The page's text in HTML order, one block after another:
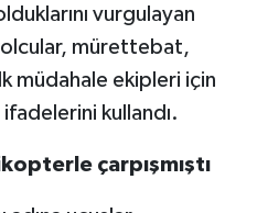
vurgulayan
mürettebat,
müdahale ekipleri için
kullandı.
çarpışmıştı